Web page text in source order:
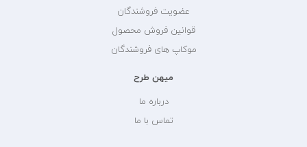
عضویت فروشندگان
قوانین فروش محصول
موکاپ های فروشندگان
میهن طرح
درباره ما
تماس با ما